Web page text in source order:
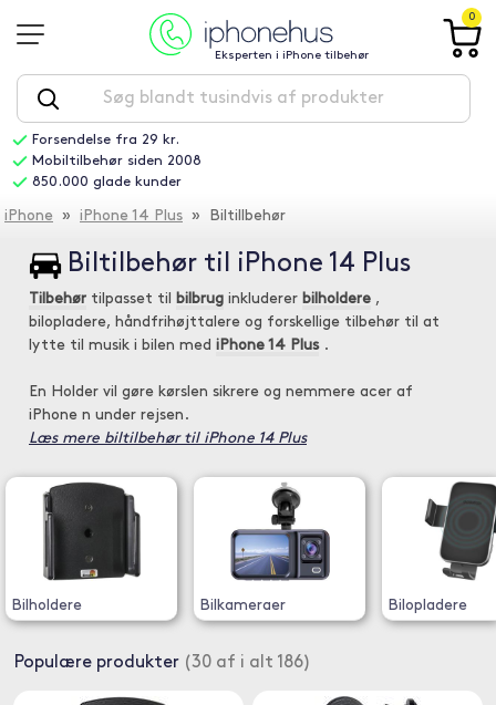
Eksperten i iPhone tilbehør
0
Forsendelse fra 29 kr.
Mobiltilbehør siden 2008
850.000 glade kunder
iPhone » iPhone 14 Plus » Biltillbehør
Biltilbehør til iPhone 14 Plus
Tilbehør tilpasset til bilbrug inkluderer bilholdere ,
bilopladere, håndfrihøjttalere og forskellige tilbehør til at
lytte til musik i bilen med iPhone 14 Plus.
En Holder vil gøre kørslen sikrere og nemmere acer af
iPhone n under rejsen.
Læs mere biltilbehør til iPhone 14 Plus
Bilholdere Bilkameraer Bilopladere
Populære produkter (30 af i alt 186)